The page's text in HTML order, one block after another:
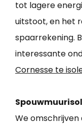
tot lagere
uitstoot, en het
spaarrekening.
interessante
Cornesse te
We omschrijven